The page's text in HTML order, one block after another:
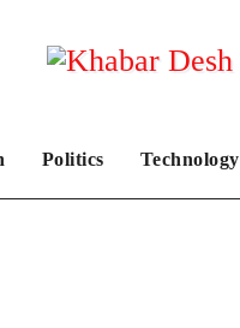
Politics Technology